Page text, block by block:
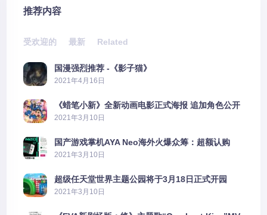
推荐内容
受欢迎的 最新 Related
国漫强烈推荐 -《影子猫》
2021年4月16日
《蜡笔小新》全新动画电影正式海报 追加角色公开
2021年3月10日
国产游戏掌机AYA Neo海外火爆众筹：超额认购
2606%
2021年3月10日
超级任天堂世界主题公园将于3月18日正式开园
2021年3月10日